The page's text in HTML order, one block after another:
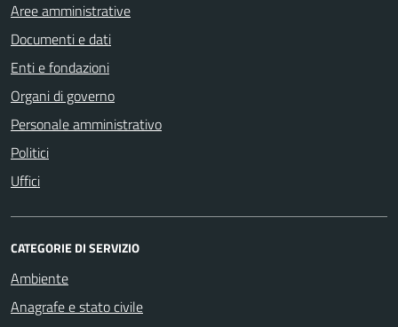
Aree amministrative
Documenti e dati
Enti e fondazioni
Organi di governo
Personale amministrativo
Politici
Uffici
CATEGORIE DI SERVIZIO
Ambiente
Anagrafe e stato civile